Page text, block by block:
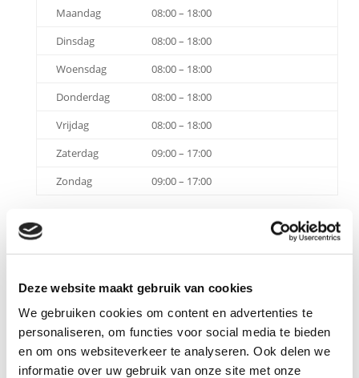
Deze website maakt gebruik van cookies
We gebruiken cookies om content en advertenties te
personaliseren, om functies voor social media te bieden
en om ons websiteverkeer te analyseren. Ook delen we
informatie over uw gebruik van onze site met onze
Maandag
08:00 – 18:00
Dinsdag
08:00 – 18:00
Woensdag
08:00 – 18:00
Donderdag
08:00 – 18:00
Vrijdag
08:00 – 18:00
Zaterdag
09:00 – 17:00
Zondag
09:00 – 17:00